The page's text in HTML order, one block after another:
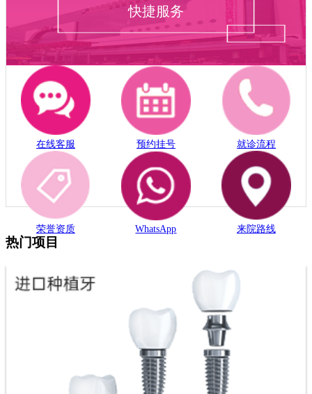
快捷服务
在线客服 预约挂号 就诊流程
荣誉资质 WhatsApp 来院路线
热门项目